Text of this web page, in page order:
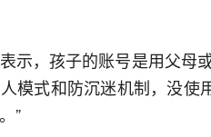
示，孩子的账号是用父母
模式和防沉迷机制，没使
”